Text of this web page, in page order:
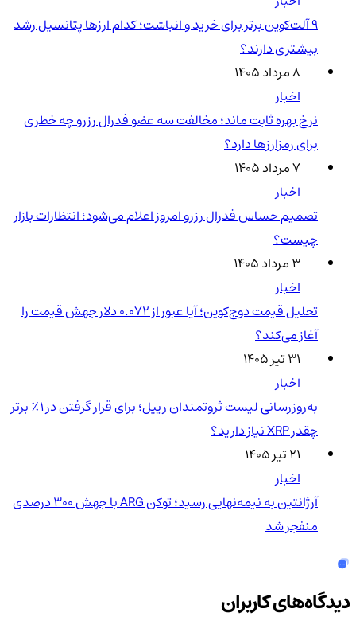
۹ آلت‌کوین برتر برای خرید و انباشت؛ کدام ارزها پتانسیل رشد
بیشتری دارند؟
۸ مرداد ۱۴۰۵
اخبار
نرخ بهره ثابت ماند؛ مخالفت سه عضو فدرال رزرو چه خطری
برای رمزارزها دارد؟
۷ مرداد ۱۴۰۵
اخبار
تصمیم حساس فدرال رزرو امروز اعلام می‌شود؛ انتظارات بازار
چیست؟
۳ مرداد ۱۴۰۵
اخبار
تحلیل قیمت دوج‌کوین؛ آیا عبور از ۰.۰۷۲ دلار جهش قیمت را
آغاز می‌کند؟
۳۱ تیر ۱۴۰۵
اخبار
به‌روزرسانی لیست ثروتمندان ریپل؛ برای قرار گرفتن در ۱٪ برتر
چقدر XRP نیاز دارید؟
۲۱ تیر ۱۴۰۵
اخبار
آرژانتین به نیمه‌نهایی رسید؛ توکن ARG با جهش ۳۰۰ درصدی
منفجر شد
دیدگاه‌های کاربران